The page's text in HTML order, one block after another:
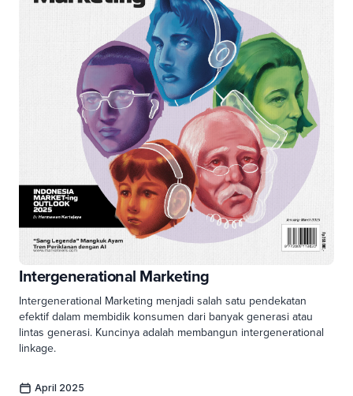
Intergenerational Marketing
Intergenerational Marketing menjadi salah satu pendekatan
efektif dalam membidik konsumen dari banyak generasi atau
lintas generasi. Kuncinya adalah membangun intergenerational
linkage.
April 2025